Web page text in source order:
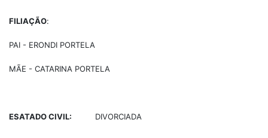
FILIAÇÃO:
PAI - ERONDI PORTELA
MÃE - CATARINA PORTELA
ESATADO CIVIL: DIVORCIADA